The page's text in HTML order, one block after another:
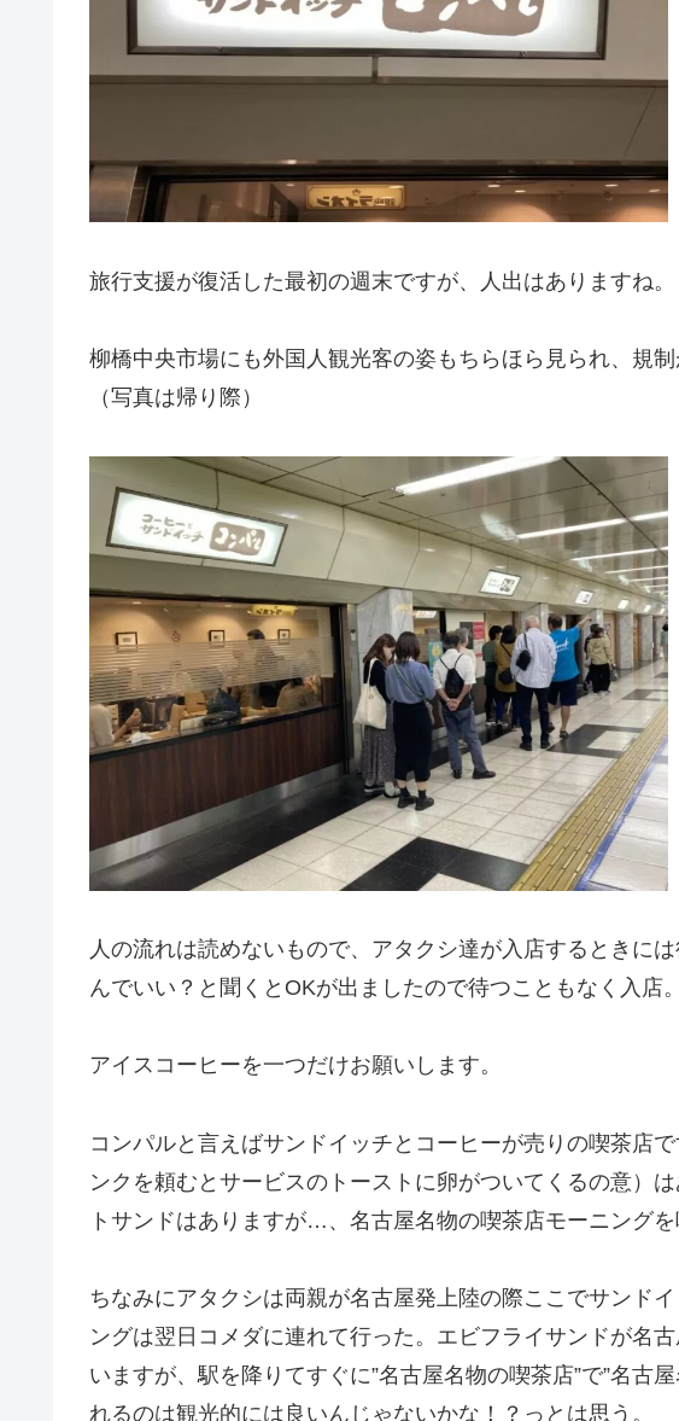
旅行支援が復活した最初の週末ですが、人出はありますね。
柳橋中央市場にも外国人観光客の姿もちらほら見られ、規
（写真は帰り際）
人の流れは読めないもので、アタクシ達が入店するときに
んでいい？と聞くとOKが出ましたので待つこともなく入店。
アイスコーヒーを一つだけお願いします。
コンパルと言えばサンドイッチとコーヒーが売りの喫茶店
ンクを頼むとサービスのトーストに卵がついてくるの意）
トサンドはありますが…、名古屋名物の喫茶店モーニング
ちなみにアタクシは両親が名古屋発上陸の際ここでサンド
ングは翌日コメダに連れて行った。エビフライサンドが名
いますが、駅を降りてすぐに”名古屋名物の喫茶店”で”名古
れるのは観光的には良いんじゃないかな！？っとは思う。